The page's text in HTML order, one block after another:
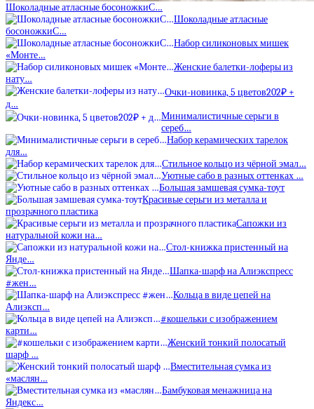
Шоколадные атласные босоножкиС…
Шоколадные атласные
босоножкиС…
Набор силиконовых мишек
«Монте…
Женские балетки-лоферы из
нату…
Очки-новинка, 5 цветов202₽ +
д…
Минималистичные серьги в
сереб…
Набор керамических тарелок
для…
Стильное кольцо из чёрной эмал…
Уютные сабо в разных оттенках …
Большая замшевая сумка-тоут
Красивые серьги из металла и
прозрачного пластика
Сапожки из
натуральной кожи на…
Стол-книжка пристенный на
Янде…
Шапка-шарф на Алиэкспресс
#жен…
Кольца в виде цепей на
Алиэксп…
#кошельки с изображением
карти…
Женский тонкий полосатый
шарф …
Вместительная сумка из
«маслян…
Бамбуковая менажница на
Яндекс…